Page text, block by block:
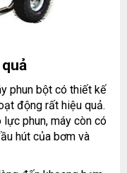
phun bột có thiết kế
động rất hiệu quả.
phun, máy còn có
hút của bơm và